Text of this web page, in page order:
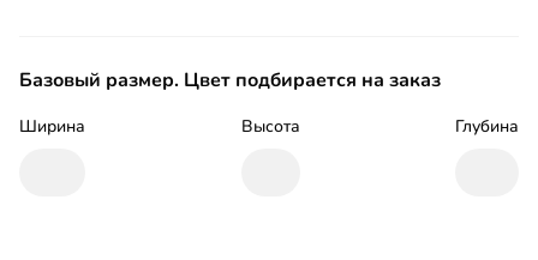
Базовый размер. Цвет подбирается на заказ
Ширина Высота Глубина